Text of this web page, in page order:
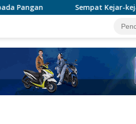
Sempat Kejar-kejaran Sama Polisi, 2